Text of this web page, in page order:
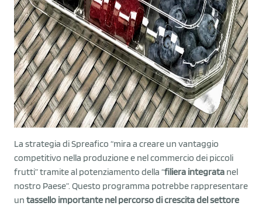
La strategia di Spreafico “mira a creare un vantaggio
competitivo nella produzione e nel commercio dei piccoli
frutti” tramite al potenziamento della “filiera integrata nel
nostro Paese”. Questo programma potrebbe rappresentare
un tassello importante nel percorso di crescita del settore